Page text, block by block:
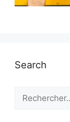
Search